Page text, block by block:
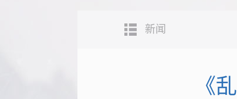
新闻
《